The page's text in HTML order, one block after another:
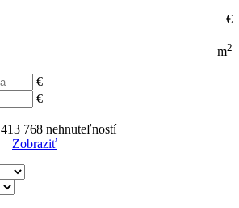
€
m2
€
€
413 768nehnuteľností
Zobraziť